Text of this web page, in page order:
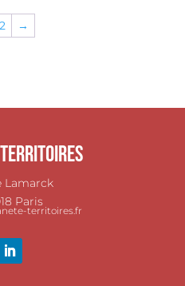
2 →
Lamarck
Paris
territoires.fr